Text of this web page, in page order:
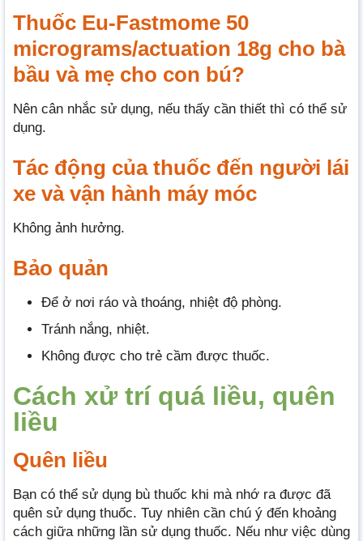
Thuốc Eu-Fastmome 50
micrograms/actuation 18g cho bà
bầu và mẹ cho con bú?
Nên cân nhắc sử dụng, nếu thấy cần thiết thì có thể sử
dụng.
Tác động của thuốc đến người lái
xe và vận hành máy móc
Không ảnh hưởng.
Bảo quản
Để ở nơi ráo và thoáng, nhiệt độ phòng.
Tránh nắng, nhiệt.
Không được cho trẻ cầm được thuốc.
Cách xử trí quá liều, quên
liều
Quên liều
Bạn có thể sử dụng bù thuốc khi mà nhớ ra được đã
quên sử dụng thuốc. Tuy nhiên cần chú ý đến khoảng
cách giữa những lần sử dụng thuốc. Nếu như việc dùng